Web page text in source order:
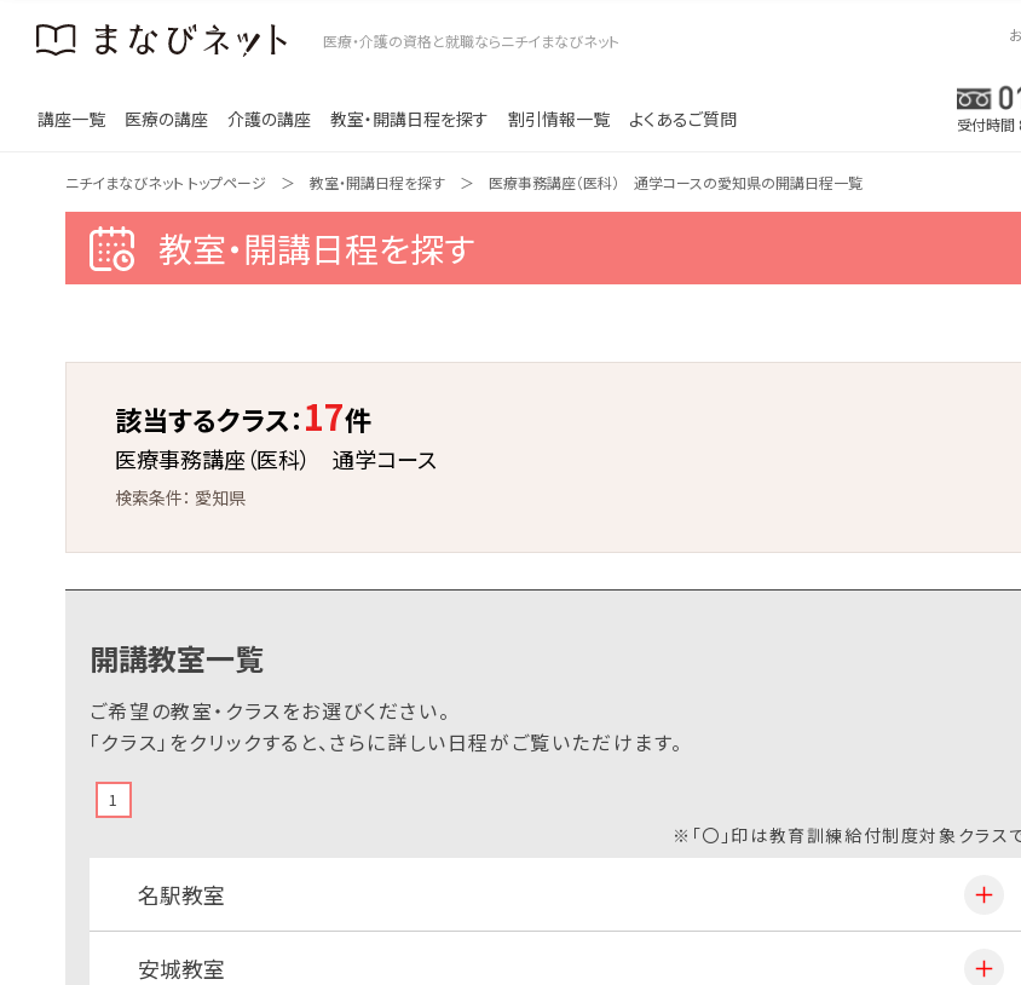
医療・介護の資格と就職ならニチイまなびネット
講座一覧 医療の講座 介護の講座 教室・開講日程を探す 割引情報一覧 よくあるご質問 受付時間
ニチイまなびネット トップページ 教室・開講日程を探す 医療事務講座（医科） 通学コースの愛知県の開講日程一覧
教室・開講日程を探す
該当するクラス：17件
医療事務講座（医科） 通学コース
愛知県
開講教室一覧
ご希望の教室・クラスをお選びください。
「クラス」をクリックすると、さらに詳しい日程がご覧いただけます。
1
※「〇」印は教育訓練給付制度対象クラスで
名駅教室
安城教室